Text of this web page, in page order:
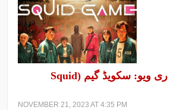
نیٹ فلِکس سیریز ری ویو: سکویڈ گیم (Squid
NOVEMBER 21, 2023 AT 4:35 PM